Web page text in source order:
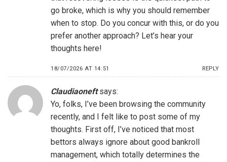
go broke, which is why you should remember
when to stop. Do you concur with this, or do you
prefer another approach? Let’s hear your
thoughts here!
18/07/2026 AT 14:51 REPLY
Claudiaoneft says:
Yo, folks, I’ve been browsing the community
recently, and I felt like to post some of my
thoughts. First off, I’ve noticed that most
bettors always ignore about good bankroll
management, which totally determines the